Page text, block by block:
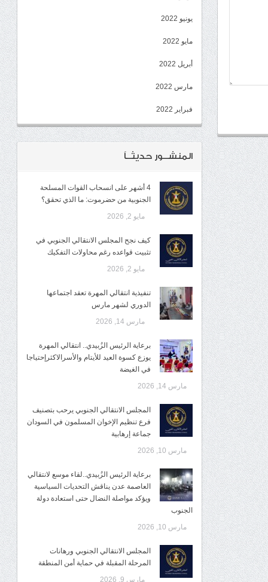
يونيو 2022
مايو 2022
أبريل 2022
مارس 2022
فبراير 2022
المنشــور حديثــاً
4 أشهر على انسحاب القوات المسلحة
الجنوبية من حضرموت: ما الذي تحقق؟
مايو 2, 2026
كيف نجح المجلس الانتقالي الجنوبي في
تثبيت قواعده رغم محاولات التفكيك
مايو 2, 2026
تنفيذية انتقالي المهرة تعقد اجتماعها
الدوري لشهر مارس
مارس 14, 2026
برعاية الرئيس الزُبيدي.. انتقالي المهرة
يوزع كسوة العيد للأيتام والأسرالاكثرإحتياجا
في الغيضة
مارس 14, 2026
المجلس الانتقالي الجنوبي يرحب بتصنيف
فرع تنظيم الإخوان المسلمون في السودان
جماعة إرهابية
مارس 10, 2026
برعاية الرئيس الزُبيدي..لقاء موسع لانتقالي
العاصمة عدن يناقش التحديات السياسية
ويؤكد مواصلة النضال حتى استعادة دولة
الجنوب
مارس 10, 2026
المجلس الانتقالي الجنوبي ورهانات
المرحلة المقبلة في حماية أمن المنطقة
مارس 9, 2026